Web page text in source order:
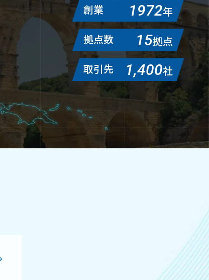
創業 1972年
拠点数 15拠点
取引先 1,400社